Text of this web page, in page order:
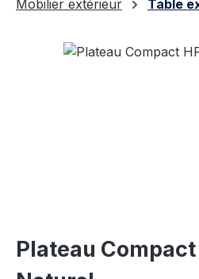
Mobilier extérieur
Table
Plateau